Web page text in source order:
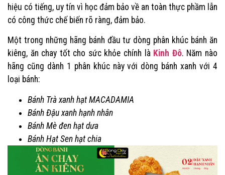
hiệu có tiếng, uy tín vì học đảm bảo về an toàn thực phầm lẫn
có công thức chế biến rõ ràng, đảm bảo.
Một trong những hãng bánh đầu tư dòng phân khúc bánh ăn
kiêng, ăn chay tốt cho sức khỏe chính là Kinh Đô. Năm nào
hãng cũng dành 1 phân khúc này với dòng bánh xanh với 4
loại bánh:
Bánh Trà xanh hạt MACADAMIA
Bánh Đậu xanh hạnh nhân
Bánh Mè đen hạt dưa
Bánh Hạt Sen hạt chia